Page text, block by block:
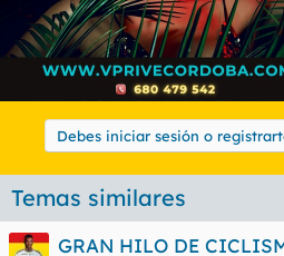
Debes iniciar sesión o
Temas similares
GRAN HILO DE